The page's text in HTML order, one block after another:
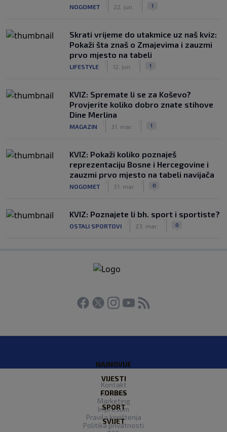
NOGOMET 22. jun. 1
Skrati vrijeme do utakmice uz naš kviz:
Pokaži šta znaš o Zmajevima i zauzmi
prvo mjesto na tabeli
LIFESTYLE 12. jun. 1
KVIZ: Spremate li se za Koševo?
Provjerite koliko dobro znate stihove
Dine Merlina
MAGAZIN 31. mar. 1
KVIZ: Pokaži koliko poznaješ
reprezentaciju Bosne i Hercegovine i
zauzmi prvo mjesto na tabeli navijača
NOGOMET 31. mar. 0
KVIZ: Poznajete li bh. sport i sportiste?
OSTALI SPORTOVI 23. mar. 0
NAJNOVIJE
VIJESTI
FORBES
SPORT
SVIJET
Kontakt
O nama
Marketing
Impresum
Pravila korištenja
Politika privatnosti